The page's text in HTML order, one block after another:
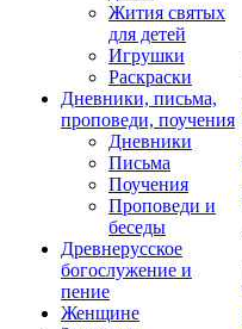
Жития святых
для детей
Игрушки
Раскраски
Дневники, письма,
проповеди, поучения
Дневники
Письма
Поучения
Проповеди и
беседы
Древнерусское
богослужение и
пение
Женщине